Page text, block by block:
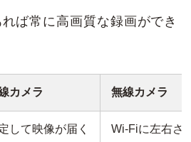
ば常に高画質な録画ができ
カメラ 無線カメラ
して映像が届く Wi-Fiに左右さ